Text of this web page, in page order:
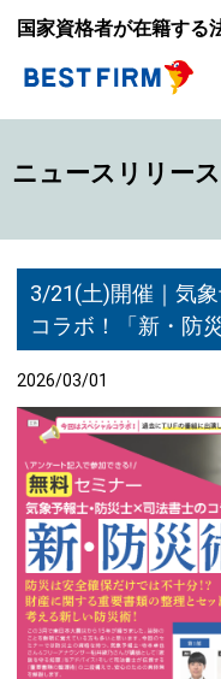
国家資格者が在籍する
ニュースリリース
3/21(土)開催｜気
コラボ！「新・防
2026/03/01